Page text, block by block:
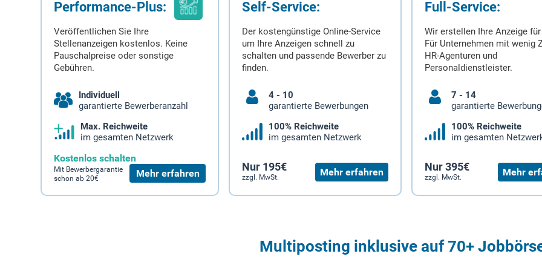
Performance-Plus:
Veröffentlichen Sie Ihre
Stellenanzeigen kostenlos. Keine
Pauschalpreise oder sonstige
Gebühren.
Individuell
garantierte Bewerberanzahl
Max. Reichweite
im gesamten Netzwerk
Kostenlos schalten
Mit Bewerbergarantie
schon ab 20€
Mehr erfahren
Self-Service:
Der kostengünstige Online-Service
um Ihre Anzeigen schnell zu
schalten und passende Bewerber zu
finden.
4 - 10
garantierte Bewerbungen
100% Reichweite
im gesamten Netzwerk
Nur 195€
zzgl. MwSt. Mehr erfahren
Full-Service:
Wir erstellen Ihre Anzeige
Für Unternehmen mit wenig
HR-Agenturen und
Personaldienstleister.
7 - 14
garantierte
100% Reichweite
im gesamten
Nur 395€
zzgl. MwSt. Mehr
Multiposting inklusive auf 70+